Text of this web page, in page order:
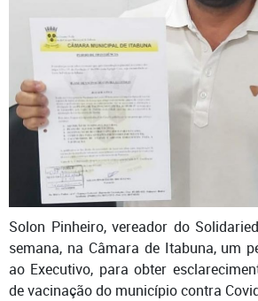
Solon Pinheiro, vereador do
semana, na Câmara de Itabuna, um
ao Executivo, para obter
de vacinação do município contra